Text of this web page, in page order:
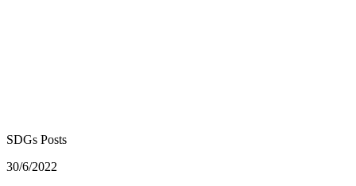
SDGs Posts
30/6/2022